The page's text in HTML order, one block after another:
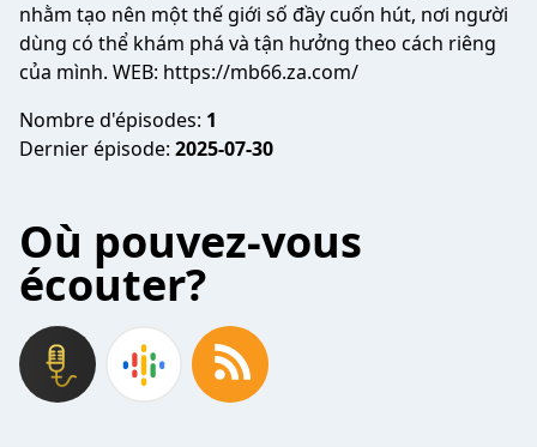
nhằm tạo nên một thế giới số đầy cuốn hút, nơi người
dùng có thể khám phá và tận hưởng theo cách riêng
của mình. WEB: https://mb66.za.com/
Nombre d'épisodes: 1
Dernier épisode: 2025-07-30
Où pouvez-vous
écouter?